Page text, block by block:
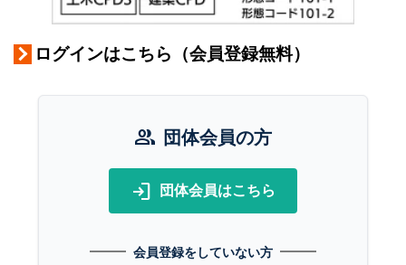
ログインはこちら（会員登録無料）
group 団体会員の方
login 団体会員はこちら
会員登録をしていない方